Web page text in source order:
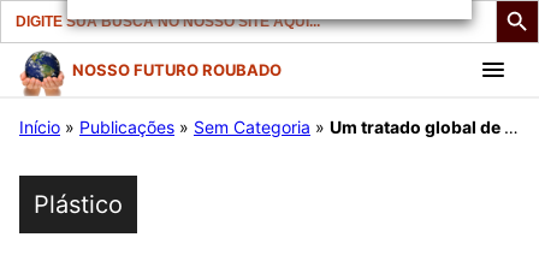
Search
for:
Pular
para
conteúdo
NOSSO FUTURO ROUBADO
Início » Publicações » Sem Categoria » Um tratado global de plásticos para proteger a saúde endócrina
Plástico